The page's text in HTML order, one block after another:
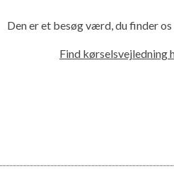
Den er et besøg værd, du finder
Find kørselsvejledning